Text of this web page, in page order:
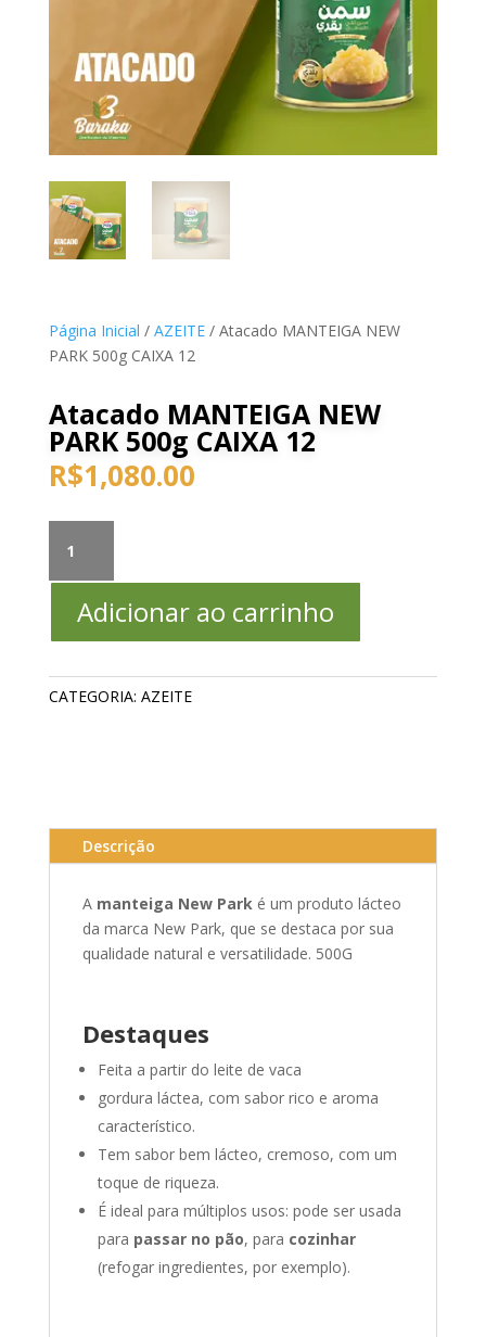
Página Inicial / AZEITE/ Atacado MANTEIGA NEW
PARK 500g CAIXA 12
Atacado MANTEIGA NEW
PARK 500g CAIXA 12
R$1,080.00
MANTEIGA
NEW
PARK
12
quantidade
Adicionar ao carrinho
CATEGORIA: AZEITE
Descrição
A manteiga New Parké um produto lácteo
da marca New Park, que se destaca por sua
qualidade natural e versatilidade. 500G
Destaques
Feita a partir do leite de vaca
gordura láctea, com sabor rico e aroma
característico.
Tem sabor bem lácteo, cremoso, com um
toque de riqueza.
É ideal para múltiplos usos: pode ser usada
para passar no pão, para cozinhar
(refogar ingredientes, por exemplo).